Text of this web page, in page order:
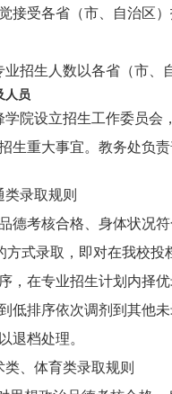
接受各省（市、自治区
业招生人数以各省（市、
人员
学院设立招生工作委员会
生重大事宜。教务处负
类录取规则
德考核合格、身体状况
方式录取，即对在我校
，在专业招生计划内择
低排序依次调剂到其他
退档处理。
类、体育类录取规则